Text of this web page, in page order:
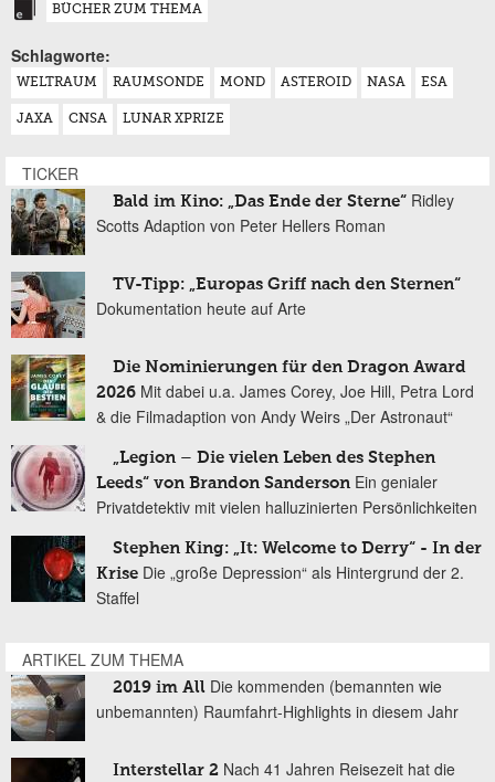
BÜCHER ZUM THEMA
Schlagworte:
WELTRAUM RAUMSONDE MOND ASTEROID NASA ESA
JAXA CNSA LUNAR XPRIZE
TICKER
Bald im Kino: „Das Ende der Sterne“ Ridley
Scotts Adaption von Peter Hellers Roman
TV-Tipp: „Europas Griff nach den Sternen“
Dokumentation heute auf Arte
Die Nominierungen für den Dragon Award
2026 Mit dabei u.a. James Corey, Joe Hill, Petra Lord
& die Filmadaption von Andy Weirs „Der Astronaut“
„Legion – Die vielen Leben des Stephen
Leeds“ von Brandon Sanderson Ein genialer
Privatdetektiv mit vielen halluzinierten Persönlichkeiten
Stephen King: „It: Welcome to Derry“ - In der
Krise Die „große Depression“ als Hintergrund der 2.
Staffel
ARTIKEL ZUM THEMA
2019 im All Die kommenden (bemannten wie
unbemannten) Raumfahrt-Highlights in diesem Jahr
Interstellar 2 Nach 41 Jahren Reisezeit hat die